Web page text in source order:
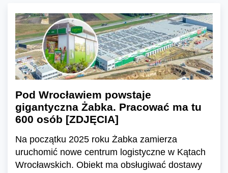
Pod Wrocławiem powstaje
gigantyczna Żabka. Pracować ma tu
600 osób [ZDJĘCIA]
Na początku 2025 roku Żabka zamierza
uruchomić nowe centrum logistyczne w Kątach
Wrocławskich. Obiekt ma obsługiwać dostawy